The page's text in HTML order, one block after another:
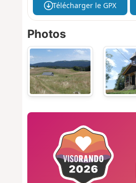
Télécharger le GPX
Photos